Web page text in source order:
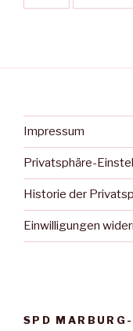
Impressum
Privatsphäre-
Historie der
Einwilligungen
SPD